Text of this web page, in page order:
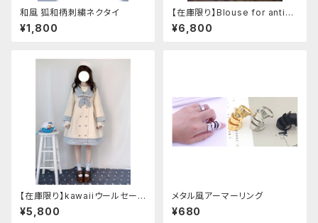
和風 狐和柄刺繍ネクタイ
¥1,800
【在庫限り】Blouse for antiqu
e automaton
¥6,800
【在庫限り】kawaiiウールセーラ
ージャケット(胸元リボン付き) M
サイズ
¥5,800
メタル風アーマーリング
¥680